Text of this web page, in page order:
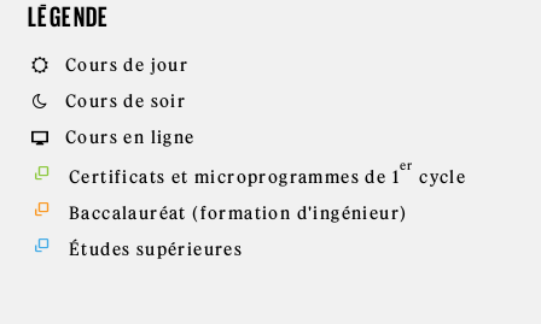
LÉGENDE
Cours de jour
Cours de soir
Cours en ligne
Certificats et microprogrammes de 1
er
cycle
Baccalauréat (formation d'ingénieur)
Études supérieures